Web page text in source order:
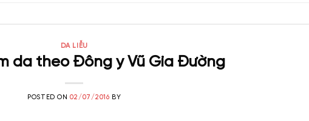
DA LIỄU
da theo Đông y Vũ Gia Đường
POSTED ON 02/07/2016 BY